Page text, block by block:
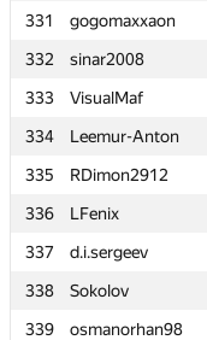
331
gogomaxxaon
332
sinar2008
333
VisualMaf
334
Leemur-Anton
335
RDimon2912
336
LFenix
337
d.i.sergeev
338
Sokolov
339
osmanorhan98
331
gogomaxxaon
332
sinar2008
333
VisualMaf
334
Leemur-Anton
335
RDimon2912
336
LFenix
337
d.i.sergeev
338
Sokolov
339
osmanorhan98